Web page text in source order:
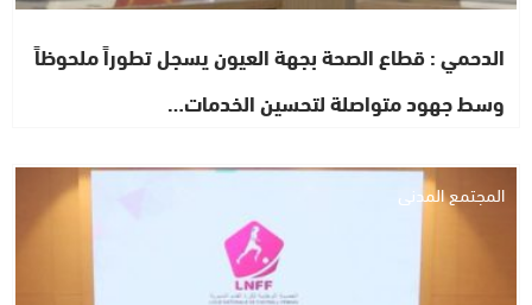
الدحمي : قطاع الصحة بجهة العيون يسجل تطوراً ملحوظاً
وسط جهود متواصلة لتحسين الخدمات…
المجتمع المدني